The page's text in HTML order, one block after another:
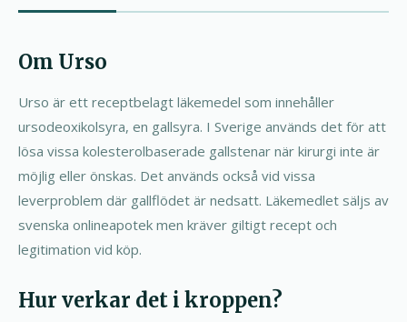
Om Urso
Urso är ett receptbelagt läkemedel som innehåller
ursodeoxikolsyra, en gallsyra. I Sverige används det för att
lösa vissa kolesterolbaserade gallstenar när kirurgi inte är
möjlig eller önskas. Det används också vid vissa
leverproblem där gallflödet är nedsatt. Läkemedlet säljs av
svenska onlineapotek men kräver giltigt recept och
legitimation vid köp.
Hur verkar det i kroppen?